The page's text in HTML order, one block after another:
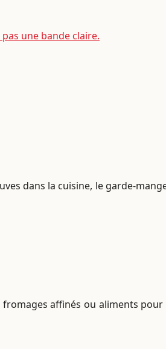
une bande claire.
dans la cuisine, le garde-
affinés ou aliments